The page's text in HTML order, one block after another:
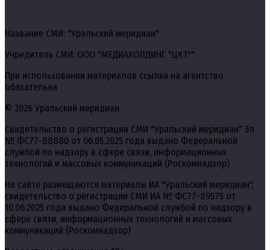
Название СМИ: "Уральский меридиан"
Учредитель СМИ: ООО "МЕДИАХОЛДИНГ "ЦКТ""
При использовании материалов ссылка на агентство
обязательна
© 2026 Уральский меридиан
Свидетельство о регистрации СМИ "Уральский меридиан" Эл
№ ФС77-88880 от 06.05.2025 года выдано Федеральной
службой по надзору в сфере связи, информационных
технологий и массовых коммуникаций (Роскомнадзор)
На сайте размещаются материалы ИА "Уральский меридиан",
свидетельство о регистрации СМИ ИА № ФС77-89575 от
10.06.2025 года выдано Федеральной службой по надзору в
сфере связи, информационных технологий и массовых
коммуникаций (Роскомнадзор)